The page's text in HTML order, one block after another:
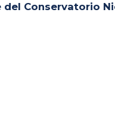
Conservatorio